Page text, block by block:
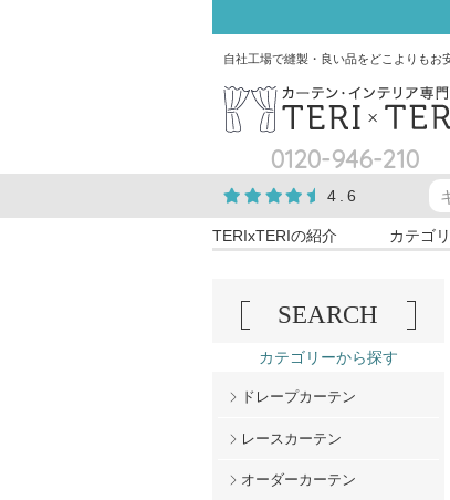
自社工場で縫製・良い品をどこよりも
0120-946-210
4.6
TERIxTERIの紹介 カテゴ
SEARCH
カテゴリーから探す
ドレープカーテン
レースカーテン
オーダーカーテン